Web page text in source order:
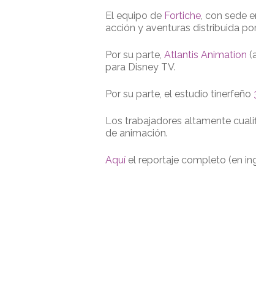
El equipo de Fortiche, con sede
acción y aventuras distribuida
Por su parte, Atlantis Animation
para Disney TV.
Por su parte, el estudio tinerfeño
Los trabajadores altamente
de animación.
Aquí el reportaje completo (en